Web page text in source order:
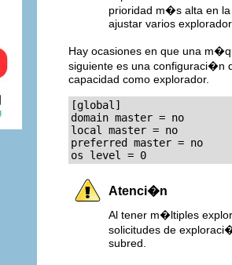
prioridad m�s alta en la
ajustar varios
Hay ocasiones en que una
siguiente es una configuraci�n
capacidad como explorador.
[global]
domain master = no
local master = no
preferred master = no
os level = 0
Atenci�n
Al tener m�ltiples
solicitudes de
subred.